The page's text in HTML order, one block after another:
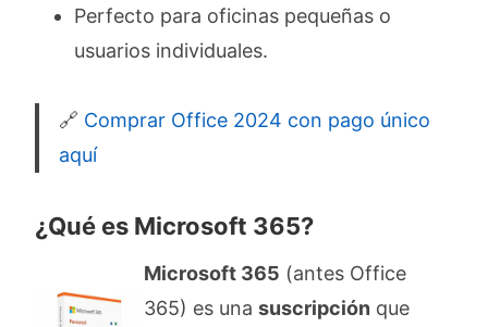
Perfecto para oficinas pequeñas o
usuarios individuales.
🔗 Comprar Office 2024 con pago único
aquí
¿Qué es Microsoft 365?
Microsoft 365 (antes Office
365) es unasuscripción que